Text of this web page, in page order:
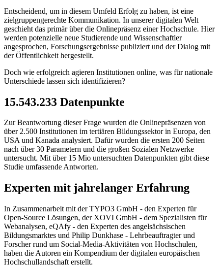
Entscheidend, um in diesem Umfeld Erfolg zu haben, ist eine
zielgruppengerechte Kommunikation. In unserer digitalen Welt
geschieht das primär über die Onlinepräsenz einer Hochschule. Hier
werden potenzielle neue Studierende und Wissenschaftler
angesprochen, Forschungsergebnisse publiziert und der Dialog mit
der Öffentlichkeit hergestellt.
Doch wie erfolgreich agieren Institutionen online, was für nationale
Unterschiede lassen sich identifizieren?
15.543.233 Datenpunkte
Zur Beantwortung dieser Frage wurden die Onlinepräsenzen von
über 2.500 Institutionen im tertiären Bildungssektor in Europa, den
USA und Kanada analysiert. Dafür wurden die ersten 200 Seiten
nach über 30 Parametern und die großen Sozialen Netzwerke
untersucht. Mit über 15 Mio untersuchten Datenpunkten gibt diese
Studie umfassende Antworten.
Experten mit jahrelanger Erfahrung
In Zusammenarbeit mit der TYPO3 GmbH - den Experten für
Open-Source Lösungen, der XOVI GmbH - dem Spezialisten für
Webanalysen, eQAfy - den Experten des angelsächsischen
Bildungsmarktes und Philip Dunkhase - Lehrbeauftragter und
Forscher rund um Social-Media-Aktivitäten von Hochschulen,
haben die Autoren ein Kompendium der digitalen europäischen
Hochschullandschaft erstellt.